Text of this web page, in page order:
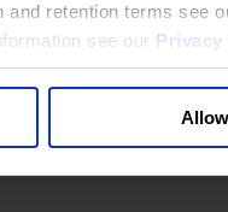
and retention terms see
see our Privacy